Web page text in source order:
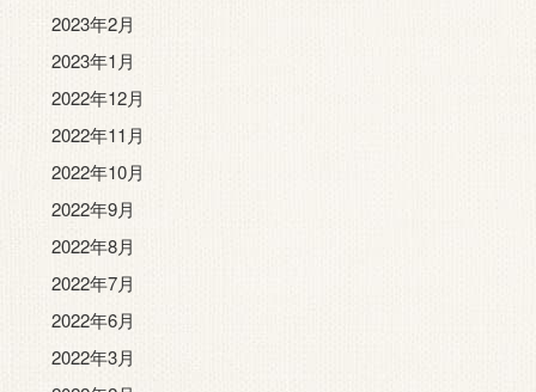
2023年2月
2023年1月
2022年12月
2022年11月
2022年10月
2022年9月
2022年8月
2022年7月
2022年6月
2022年3月